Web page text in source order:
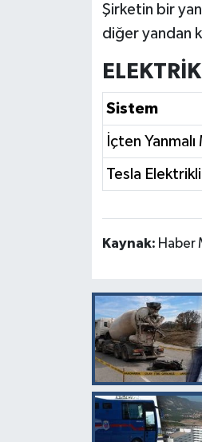
Şirketin bir
diğer yandan
Sistem
İçten
Tesla
Kaynak: Haber